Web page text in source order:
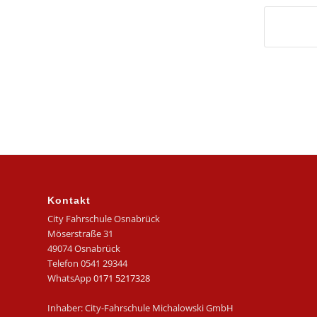
Kontakt
City Fahrschule Osnabrück
Möserstraße 31
49074 Osnabrück
Telefon 0541 29344
WhatsApp0171 5217328
Inhaber: City-Fahrschule Michalowski GmbH